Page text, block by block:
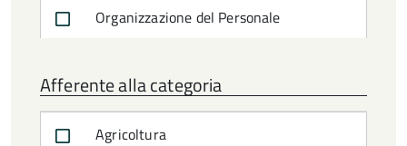
Organizzazione del Personale
Afferente alla categoria
Agricoltura